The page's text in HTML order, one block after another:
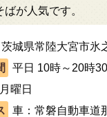
が人気です。
茨城県常陸大宮市氷
平日 10時～20時
月曜日
車：常磐自動車道